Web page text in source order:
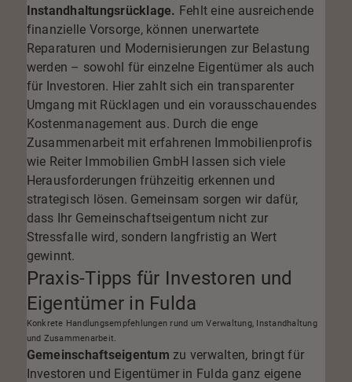
Instandhaltungsrücklage. Fehlt eine ausreichende
finanzielle Vorsorge, können unerwartete
Reparaturen und Modernisierungen zur Belastung
werden – sowohl für einzelne Eigentümer als auch
für Investoren. Hier zahlt sich ein transparenter
Umgang mit Rücklagen und ein vorausschauendes
Kostenmanagement aus. Durch die enge
Zusammenarbeit mit erfahrenen Immobilienprofis
wie Reiter Immobilien GmbH lassen sich viele
Herausforderungen frühzeitig erkennen und
strategisch lösen. Gemeinsam sorgen wir dafür,
dass Ihr Gemeinschaftseigentum nicht zur
Stressfalle wird, sondern langfristig an Wert
gewinnt.
Praxis-Tipps für Investoren und
Eigentümer in Fulda
Konkrete Handlungsempfehlungen rund um Verwaltung, Instandhaltung
und Zusammenarbeit.
Gemeinschaftseigentum zu verwalten, bringt für
Investoren und Eigentümer in Fulda ganz eigene